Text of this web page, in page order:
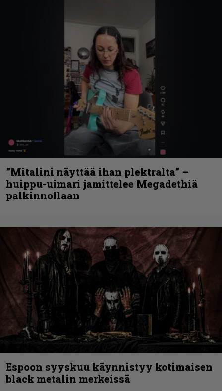
”Mitalini näyttää ihan plektralta” –
huippu-uimari jamittelee Megadethiä
palkinnollaan
Espoon syyskuu käynnistyy kotimaisen
black metalin merkeissä